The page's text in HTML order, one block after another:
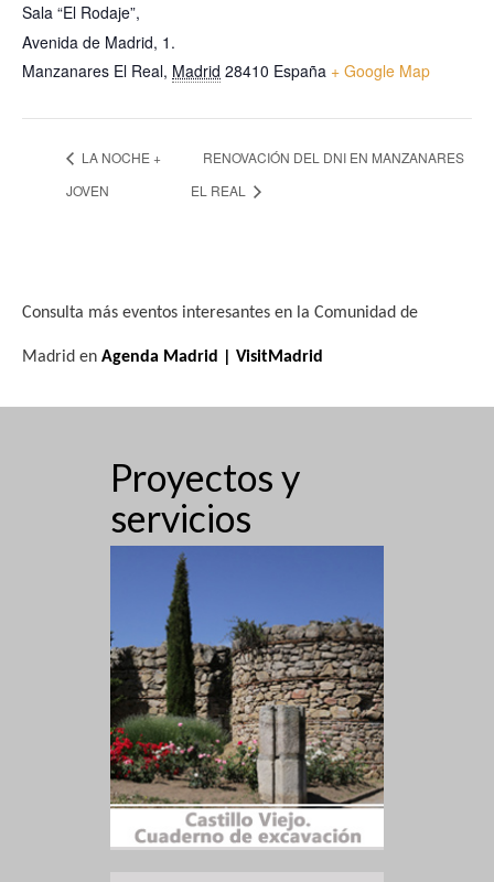
Sala “El Rodaje”,
Avenida de Madrid, 1.
Manzanares El Real, Madrid 28410 España + Google Map
LA NOCHE +
JOVEN
RENOVACIÓN DEL DNI EN MANZANARES
EL REAL
Consulta más eventos interesantes en la Comunidad de
Madrid en Agenda Madrid | VisitMadrid
Proyectos y
servicios